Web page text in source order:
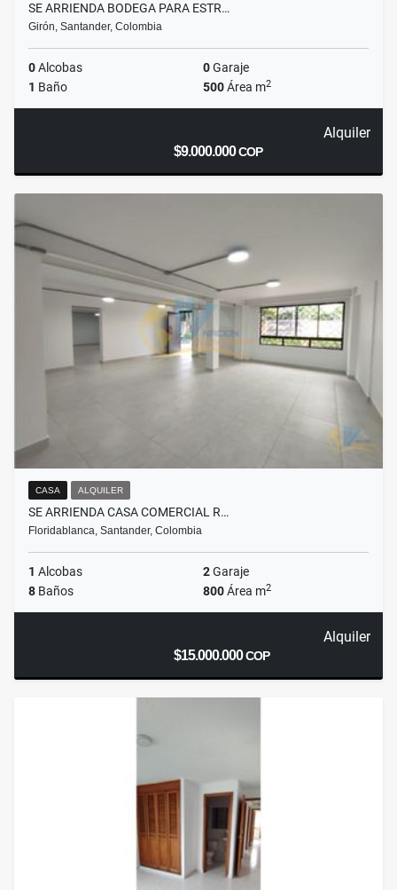
SE ARRIENDA BODEGA PARA ESTR…
Girón, Santander, Colombia
0Alcobas 0Garaje
1 Baño 500Área m2
Alquiler
$9.000.000COP
CASA ALQUILER
SE ARRIENDA CASA COMERCIAL R…
Floridablanca, Santander, Colombia
1 Alcobas 2Garaje
8 Baños 800Área m2
Alquiler
$15.000.000COP